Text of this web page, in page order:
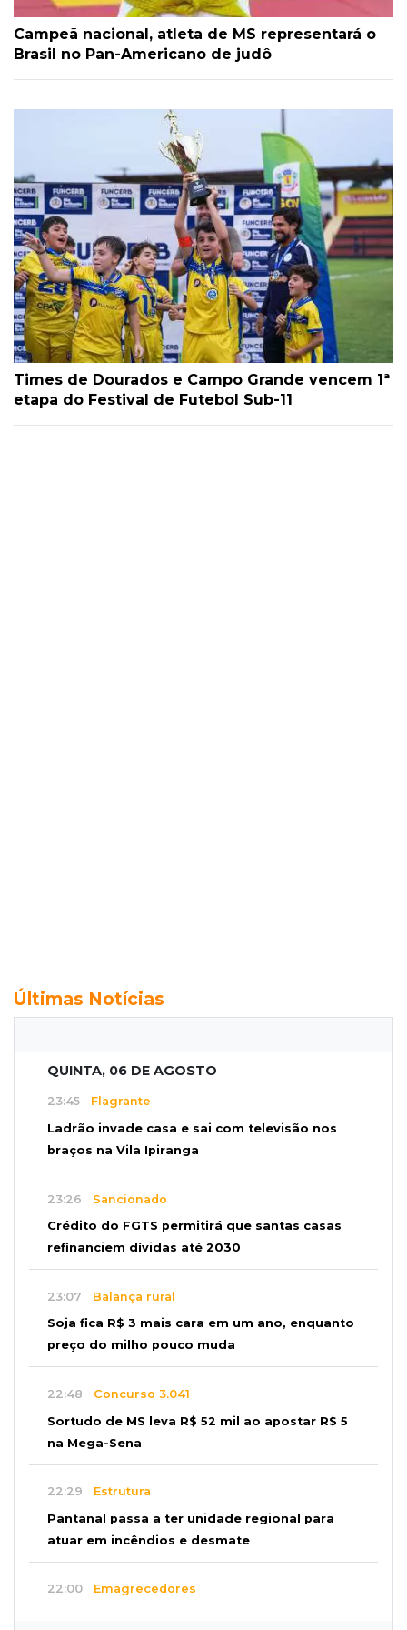
Campeã nacional, atleta de MS representará o
Brasil no Pan-Americano de judô
Times de Dourados e Campo Grande vencem 1ª
etapa do Festival de Futebol Sub-11
Últimas Notícias
QUINTA, 06 DE AGOSTO
23:45 Flagrante
Ladrão invade casa e sai com televisão nos
braços na Vila Ipiranga
23:26 Sancionado
Crédito do FGTS permitirá que santas casas
refinanciem dívidas até 2030
23:07 Balança rural
Soja fica R$ 3 mais cara em um ano, enquanto
preço do milho pouco muda
22:48 Concurso 3.041
Sortudo de MS leva R$ 52 mil ao apostar R$ 5
na Mega-Sena
22:29 Estrutura
Pantanal passa a ter unidade regional para
atuar em incêndios e desmate
22:00 Emagrecedores